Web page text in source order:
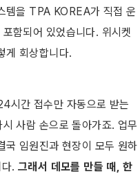
템을 TPA KOREA가 직접 운
함되어 있었습니다. 위시켓
게 회상합니다.
시간 접수만 자동으로 받는
사람 손으로 돌아가죠. 업무
국 임원진과 현장이 모두 원하
. 그래서 데모를 만들 때, 한